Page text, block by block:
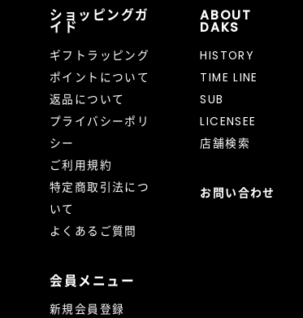
ショッピングガ
イド
ギフトラッピング
ポイントについて
返品について
プライバシーポリ
シー
ご利用規約
特定商取引法につ
いて
よくあるご質問
会員メニュー
新規会員登録
ABOUT
DAKS
HISTORY
TIME LINE
SUB
LICENSEE
店舗検索
お問い合わせ